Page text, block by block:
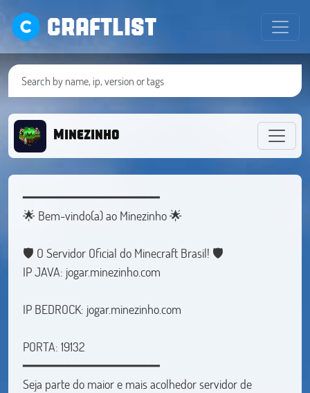
CRAFTLIST
Minezinho
━━━━━━━━━━━━━━━━━━
🌟 Bem-vindo(a) ao Minezinho 🌟
🛡️ O Servidor Oficial do Minecraft Brasil! 🛡️
IP JAVA: jogar.minezinho.com
IP BEDROCK: jogar.minezinho.com
PORTA: 19132
━━━━━━━━━━━━━━━━━━
Seja parte do maior e mais acolhedor servidor de